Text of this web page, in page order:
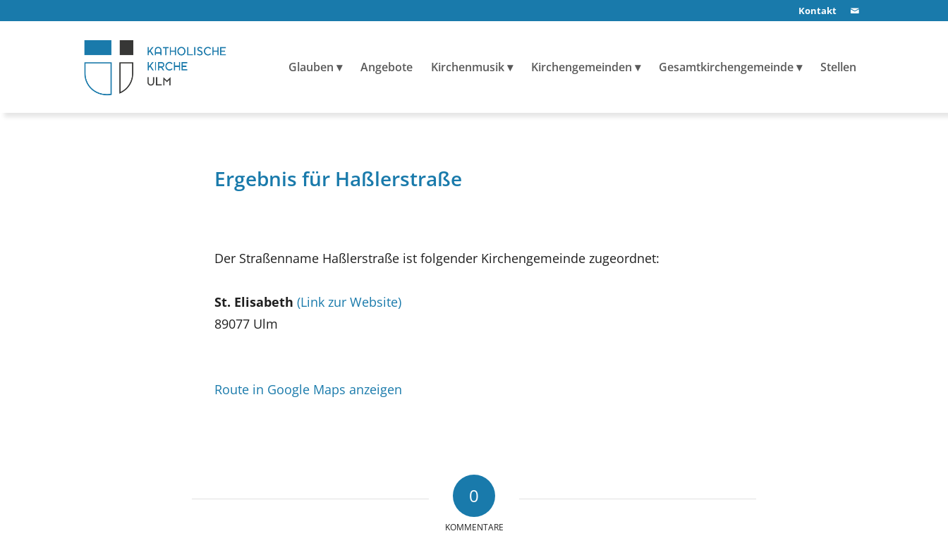
Kontakt
Glauben Angebote Kirchenmusik Kirchengemeinden Gesamtkirchengemeinde Stellen
Ergebnis für Haßlerstraße
Der Straßenname Haßlerstraße ist folgender Kirchengemeinde zugeordnet:
St. Elisabeth (Link zur Website)
89077 Ulm
Route in Google Maps anzeigen
0
KOMMENTARE